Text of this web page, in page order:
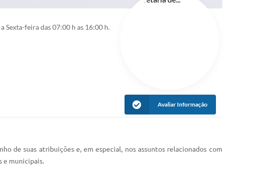
Sexta-feira das 07:00 h as 16:00 h.
Avaliar Informação
de suas atribuições e, em especial, nos assuntos relacionados com
e municipais.